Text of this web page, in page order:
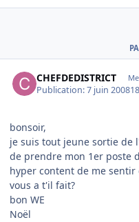
CHEFDEDISTRICT
Publication:7 juin 2008
bonsoir,
je suis tout jeune sortie de
de prendre mon 1er poste
hyper content de me
vous a t'il fait?
bon WE
Noël